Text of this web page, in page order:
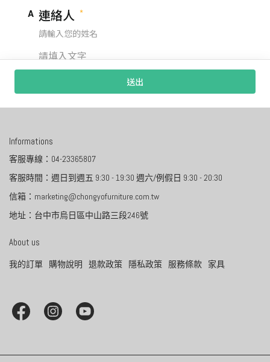
Informations
客服專線：04-23365807
客服時間：週日到週五 9:30 - 19:30 週六/例假日 9:30 - 20:30
信箱：marketing@chongyofurniture.com.tw
地址：台中市烏日區中山路三段246號
About us
我的訂單 購物說明 退款政策 隱私政策 服務條款 家具